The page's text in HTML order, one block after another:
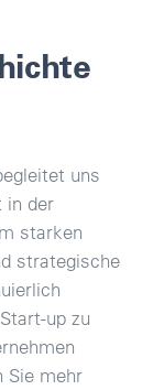
uns
in der
starken
strategische
up zu
Sie mehr